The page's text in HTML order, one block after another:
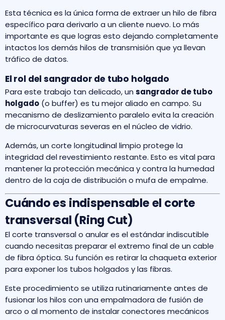
Esta técnica es la única forma de extraer un hilo de fibra
específico para derivarlo a un cliente nuevo. Lo más
importante es que logras esto dejando completamente
intactos los demás hilos de transmisión que ya llevan
tráfico de datos.
El rol del sangrador de tubo holgado
Para este trabajo tan delicado, un sangrador de tubo
holgado (o buffer) es tu mejor aliado en campo. Su
mecanismo de deslizamiento paralelo evita la creación
de microcurvaturas severas en el núcleo de vidrio.
Además, un corte longitudinal limpio protege la
integridad del revestimiento restante. Esto es vital para
mantener la protección mecánica y contra la humedad
dentro de la caja de distribución o mufa de empalme.
Cuándo es indispensable el corte
transversal (Ring Cut)
El corte transversal o anular es el estándar indiscutible
cuando necesitas preparar el extremo final de un cable
de fibra óptica. Su función es retirar la chaqueta exterior
para exponer los tubos holgados y las fibras.
Este procedimiento se utiliza rutinariamente antes de
fusionar los hilos con una empalmadora de fusión de
arco o al momento de instalar conectores mecánicos